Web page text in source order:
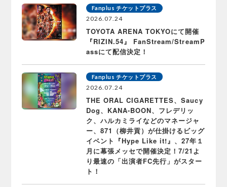
Fanplus チケットプラス
2026.07.24
TOYOTA ARENA TOKYOにて開催
『RIZIN.54』 FanStream/StreamP
assにて配信決定！
Fanplus チケットプラス
2026.07.24
THE ORAL CIGARETTES、Saucy
Dog、KANA-BOON、フレデリッ
ク、ハルカミライなどのマネージャ
ー、871（柳井貢）が仕掛けるビッグ
イベント『Hype Like it!』、27年１
月に幕張メッセで開催決定！7/21よ
り最速の「出演者FC先行」がスター
ト！